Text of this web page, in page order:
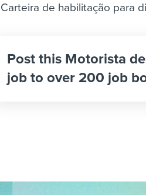
Carteira de habilitação para
Post this Motorista
job to over 200 job